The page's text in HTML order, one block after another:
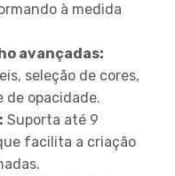
à medida
avançadas:
seleção de cores,
de opacidade.
Suporta até 9
facilita a criação